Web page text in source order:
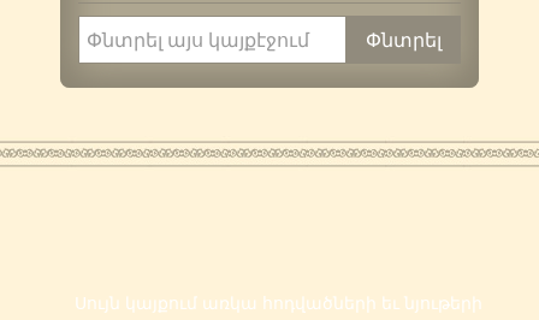
Սույն կայքում առկա հոդվածների եւ նյութերի